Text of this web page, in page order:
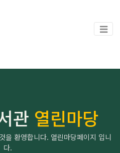
관 열린마당
을 환영합니다. 열린마당페이지 입니
다.